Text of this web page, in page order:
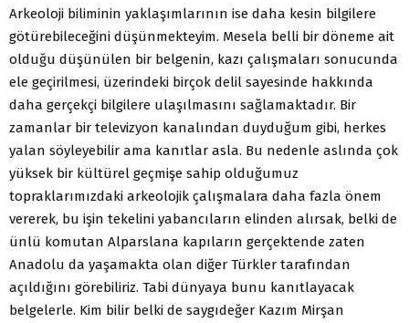
Arkeoloji biliminin yaklaşımlarının ise daha kesin bilgilere
götürebileceğini düşünmekteyim. Mesela belli bir döneme ait
olduğu düşünülen bir belgenin, kazı çalışmaları sonucunda
ele geçirilmesi, üzerindeki birçok delil sayesinde hakkında
daha gerçekçi bilgilere ulaşılmasını sağlamaktadır. Bir
zamanlar bir televizyon kanalından duyduğum gibi, herkes
yalan söyleyebilir ama kanıtlar asla. Bu nedenle aslında çok
yüksek bir kültürel geçmişe sahip olduğumuz
topraklarımızdaki arkeolojik çalışmalara daha fazla önem
vererek, bu işin tekelini yabancıların elinden alırsak, belki de
ünlü komutan Alparslana kapıların gerçektende zaten
Anadolu da yaşamakta olan diğer Türkler tarafından
açıldığını görebiliriz. Tabi dünyaya bunu kanıtlayacak
belgelerle. Kim bilir belki de saygıdeğer Kazım Mirşan